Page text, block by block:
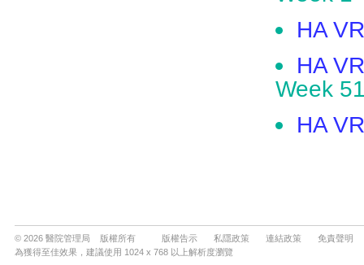
© 2026 醫院管理局 版權所有 版權告示 私隱政策 連結政策
免責聲明
為獲得至佳效果，建議使用 1024 x 768 以上解析度瀏覽